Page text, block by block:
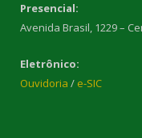
Presencial:
Avenida Brasil, 1229 –
Eletrônico:
Ouvidoria / e-SIC